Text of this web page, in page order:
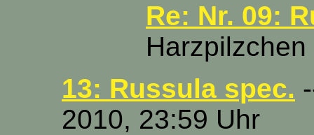
Re: Nr. 09:
13: Russula spec.
2010, 23:59 Uhr